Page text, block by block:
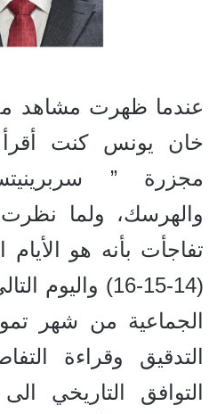
عندما ظهرت مشاهد
خان يونس كنت أقرأ
مجزرة ”
والهرسك، ولما نظرت
تفاجأت بأنه هو الأيام
(14-15-16)
التدقيق وقراءة
التوافق التاريخي